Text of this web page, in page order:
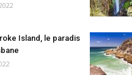
Island, le paradis